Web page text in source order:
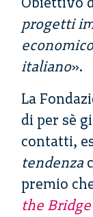
progetti
italiano».
La
di per sè
contatti,
tendenza
premio
the